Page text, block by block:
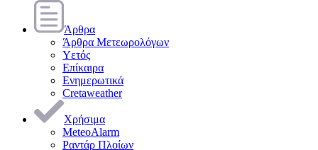
Άρθρα
Άρθρα Μετεωρολόγων
Υετός
Επίκαιρα
Ενημερωτικά
Cretaweather
Χρήσιμα
MeteoAlarm
Ραντάρ Πλοίων